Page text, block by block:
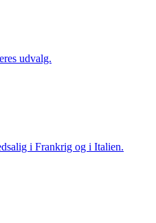
udvalg.
i Frankrig og i Italien.